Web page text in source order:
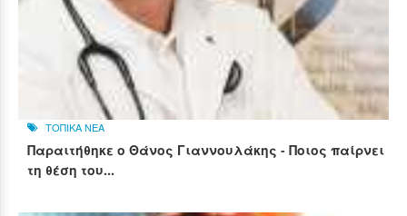
ΤΟΠΙΚΑ ΝΕΑ
Παραιτήθηκε ο Θάνος Γιαννουλάκης - Ποιος παίρνει
τη θέση του...